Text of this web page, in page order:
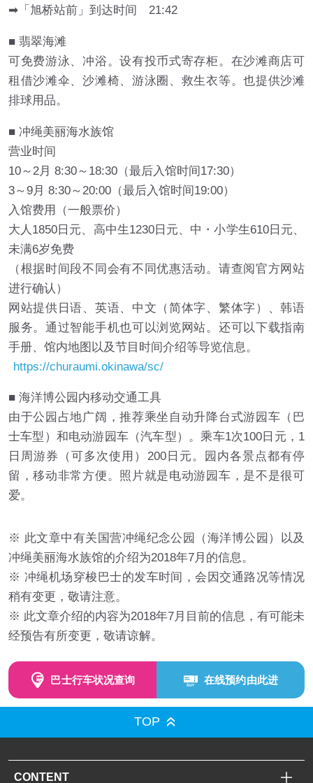
➡「旭桥站前」到达时间 21:42
■ 翡翠海滩
可免费游泳、冲浴。设有投币式寄存柜。在沙滩商店可
租借沙滩伞、沙滩椅、游泳圈、救生衣等。也提供沙滩
排球用品。
■ 冲绳美丽海水族馆
营业时间
10～2月 8:30～18:30（最后入馆时间17:30）
3～9月 8:30～20:00（最后入馆时间19:00）
入馆费用（一般票价）
大人1850日元、高中生1230日元、中・小学生610日元、
未满6岁免费
（根据时间段不同会有不同优惠活动。请查阅官方网站
进行确认）
网站提供日语、英语、中文（简体字、繁体字）、韩语
服务。通过智能手机也可以浏览网站。还可以下载指南
手册、馆内地图以及节目时间介绍等导览信息。
https://churaumi.okinawa/sc/
■ 海洋博公园内移动交通工具
由于公园占地广阔，推荐乘坐自动升降台式游园车（巴
士车型）和电动游园车（汽车型）。乘车1次100日元，1
日周游券（可多次使用）200日元。园内各景点都有停
留，移动非常方便。照片就是电动游园车，是不是很可
爱。
※ 此文章中有关国营冲绳纪念公园（海洋博公园）以及
冲绳美丽海水族馆的介绍为2018年7月的信息。
※ 冲绳机场穿梭巴士的发车时间，会因交通路况等情况
稍有变更，敬请注意。
※ 此文章介绍的内容为2018年7月目前的信息，有可能未
经预告有所变更，敬请谅解。
巴士行车状况查询 在线预约由此进
TOP
CONTENT